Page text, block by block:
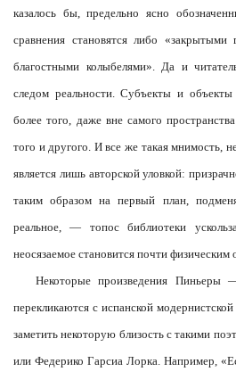
казалось бы, предельно ясно
сравнения становятся либо
благостными колыбелями». Да и
следом реальности. Субъекты и
более того, даже вне самого
того и другого. И все же такая мнимость,
является лишь авторской уловкой:
таким образом на первый план,
реальное, — топос библиотеки
неосязаемое становится почти физическим
Некоторые произведения
перекликаются с испанской
заметить некоторую близость с такими
или Федерико Гарсиа Лорка. Например,